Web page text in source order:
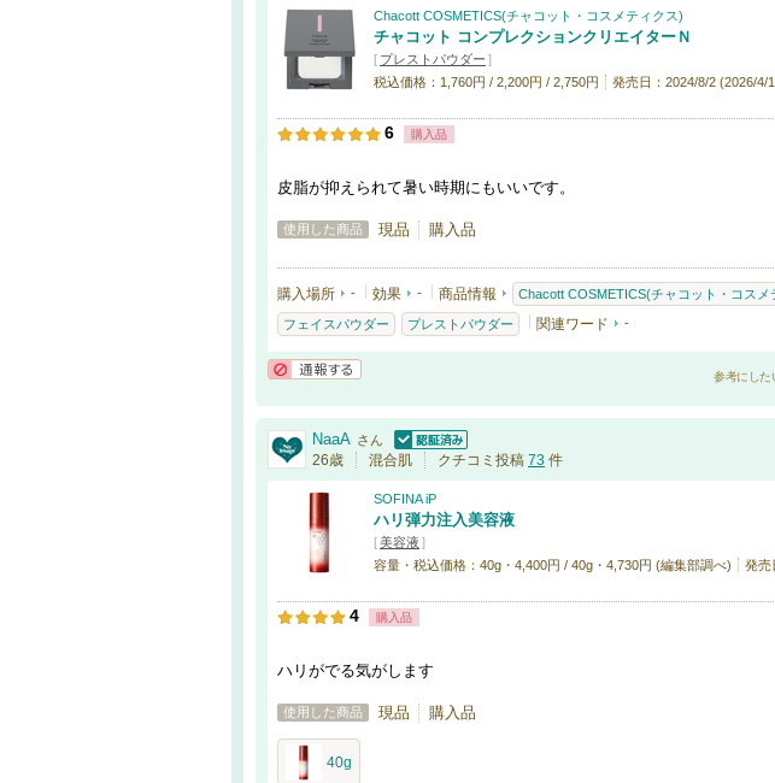
Chacott COSMETICS(チャコット・コスメティクス)
チャコット コンプレクションクリエイターＮ
[ プレストパウダー ]
税込価格：1,760円 / 2,200円 / 2,750円
発売日：2024/8/2 (2026/4/
6 購入品
皮脂が抑えられて暑い時期にもいいです。
使用した商品 現品 購入品
購入場所 - 効果 - 商品情報 Chacott COSMETICS(チャコット・コスメ
フェイスパウダー プレストパウダー 関連ワード -
参考にした
NaaA さん
認証済
26歳 混合肌 クチコミ投稿 73 件
SOFINA iP
ハリ弾力注入美容液
[美容液]
容量・税込価格：40g・4,400円 / 40g・4,730円 (編集部調べ)
発売
4 購入品
ハリがでる気がします
使用した商品 現品 購入品
40g